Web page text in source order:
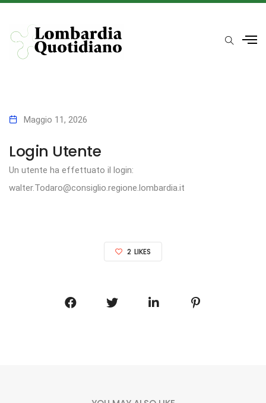
Maggio 11, 2026
Login Utente
Un utente ha effettuato il login:
walter.Todaro@consiglio.regione.lombardia.it
2 LIKES